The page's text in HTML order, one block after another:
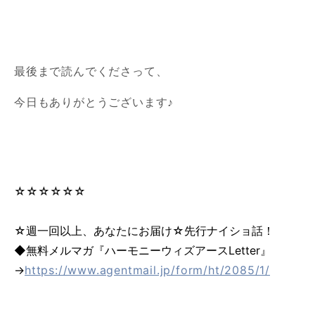
最後まで読んでくださって、
今日もありがとうございます♪
☆☆☆☆☆☆
☆週一回以上、あなたにお届け☆先行ナイショ話！
◆無料メルマガ『ハーモニーウィズアースLetter』
→https://www.agentmail.jp/form/ht/2085/1/